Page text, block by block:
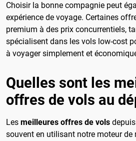
Choisir la bonne compagnie peut
expérience de voyage. Certaines
premium à des prix concurrentiels,
spécialisent dans les vols low-cost
à voyager simplement et
Quelles sont les
offres de vols au
Les meilleures offres de vols
souvent en utilisant notre moteur de